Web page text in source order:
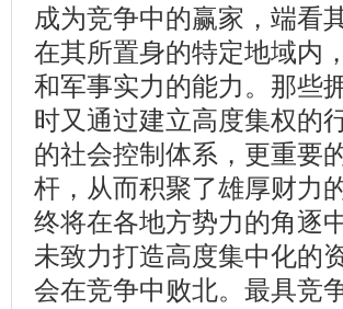
成为竞争中的赢家，端看
在其所置身的特定地域内
和军事实力的能力。那些
时又通过建立高度集权的
的社会控制体系，更重要
杆，从而积聚了雄厚财力
终将在各地方势力的角逐
未致力打造高度集中化的
会在竞争中败北。最具竞